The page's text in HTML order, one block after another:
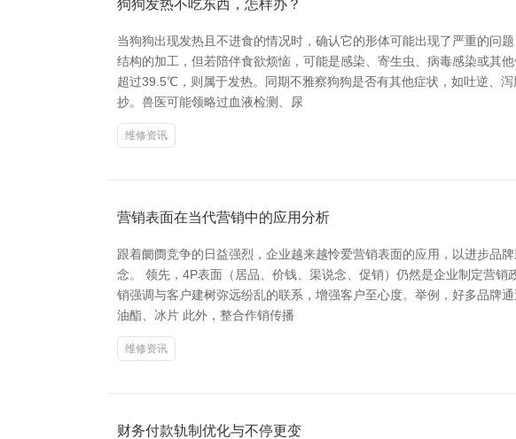
狗狗发热不吃东西，怎样办？
当狗狗出现发热且不进食的情况时，确认它的形体可能出现了严重的问
结构的加工，但若陪伴食欲烦恼，可能是感染、寄生虫、病毒感染或
超过39.5℃，则属于发热。同期不雅察狗狗是否有其他症状，如吐逆、
抄。兽医可能领略过血液检测、尿
维修资讯
营销表面在当代营销中的应用分析
跟着阛阓竞争的日益强烈，企业越来越怜爱营销表面的应用，以进步品
念。 领先，4P表面（居品、价钱、渠说念、促销）仍然是企业制定营
销强调与客户建树弥远纷乱的联系，增强客户至心度。举例，好多品牌
油酯、冰片 此外，整合作销传播
维修资讯
财务付款轨制优化与不停更变